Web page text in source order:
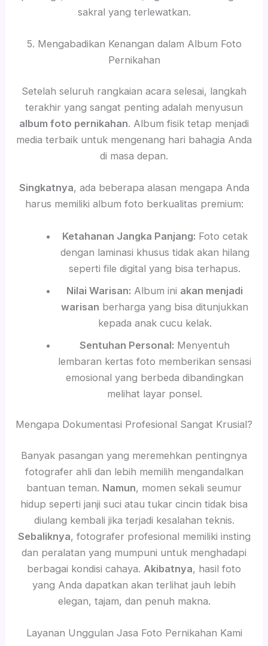
sakral yang terlewatkan.
5. Mengabadikan Kenangan dalam Album Foto
Pernikahan
Setelah seluruh rangkaian acara selesai, langkah
terakhir yang sangat penting adalah menyusun
album foto pernikahan. Album fisik tetap menjadi
media terbaik untuk mengenang hari bahagia Anda
di masa depan.
Singkatnya, ada beberapa alasan mengapa Anda
harus memiliki album foto berkualitas premium:
Ketahanan Jangka Panjang: Foto cetak
dengan laminasi khusus tidak akan hilang
seperti file digital yang bisa terhapus.
Nilai Warisan: Album ini akan menjadi
warisan berharga yang bisa ditunjukkan
kepada anak cucu kelak.
Sentuhan Personal: Menyentuh
lembaran kertas foto memberikan sensasi
emosional yang berbeda dibandingkan
melihat layar ponsel.
Mengapa Dokumentasi Profesional Sangat Krusial?
Banyak pasangan yang meremehkan pentingnya
fotografer ahli dan lebih memilih mengandalkan
bantuan teman. Namun, momen sekali seumur
hidup seperti janji suci atau tukar cincin tidak bisa
diulang kembali jika terjadi kesalahan teknis.
Sebaliknya, fotografer profesional memiliki insting
dan peralatan yang mumpuni untuk menghadapi
berbagai kondisi cahaya. Akibatnya, hasil foto
yang Anda dapatkan akan terlihat jauh lebih
elegan, tajam, dan penuh makna.
Layanan Unggulan Jasa Foto Pernikahan Kami